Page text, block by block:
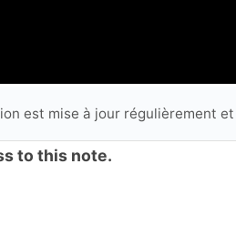
est mise à jour régulièrement
to this note.